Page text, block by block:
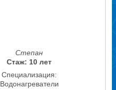
Степан
Стаж: 10 лет
Специализация:
Водонагреватели